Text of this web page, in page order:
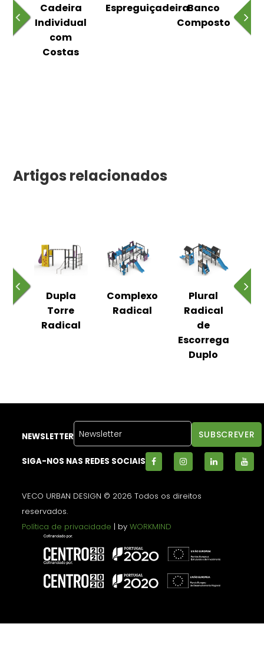
Cadeira
Individual
com
Costas
EspreguiçadeiraBanco
Composto
Artigos relacionados
Dupla
Torre
Radical
Complexo
Radical
Plural
Radical
de
Escorrega
Duplo
NEWSLETTER
SIGA-NOS NAS REDES SOCIAIS
VECO URBAN DESIGN © 2026 Todos os direitos
reservados.
Política de privacidade | byWORKMIND